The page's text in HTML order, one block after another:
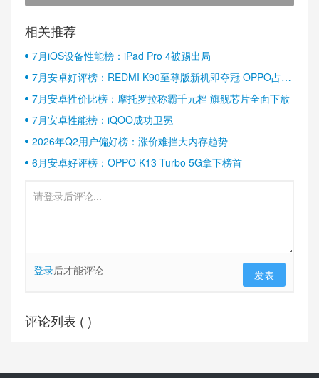
相关推荐
7月iOS设备性能榜：iPad Pro 4被踢出局
7月安卓好评榜：REDMI K90至尊版新机即夺冠 OPPO占据
半壁江山
7月安卓性价比榜：摩托罗拉称霸千元档 旗舰芯片全面下放
7月安卓性能榜：iQOO成功卫冕
2026年Q2用户偏好榜：涨价难挡大内存趋势
6月安卓好评榜：OPPO K13 Turbo 5G拿下榜首
登录后才能评论 发表
评论列表 ( )